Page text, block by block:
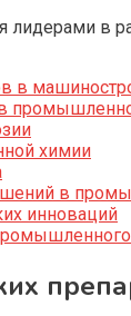
лидерами в
в
химии
в
инноваций